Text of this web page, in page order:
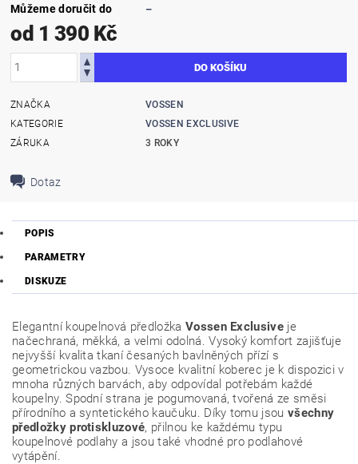
Můžeme doručit do
–
od 1 390 Kč
ZNAČKA
VOSSEN
KATEGORIE
VOSSEN EXCLUSIVE
ZÁRUKA
3 ROKY
Dotaz
POPIS
PARAMETRY
DISKUZE
Elegantní koupelnová předložka Vossen Exclusive je
načechraná, měkká, a velmi odolná. Vysoký komfort zajišťuje
nejvyšší kvalita tkaní česaných bavlněných přízí s
geometrickou vazbou. Vysoce kvalitní koberec je k dispozici v
mnoha různých barvách, aby odpovídal potřebám každé
koupelny. Spodní strana je pogumovaná, tvořená ze směsi
přírodního a syntetického kaučuku. Díky tomu jsouvšechny
předložky protiskluzové, přilnou ke každému typu
koupelnové podlahy a jsou také vhodné pro podlahové
vytápění.